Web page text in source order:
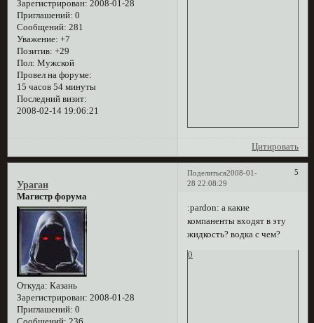
Зарегистрирован: 2008-01-28
Приглашений: 0
Сообщений: 281
Уважение: +7
Позитив: +29
Пол: Мужской
Провел на форуме:
15 часов 54 минуты
Последний визит:
2008-02-14 19:06:21
Цитировать
Поделиться 5
2008-01-
28 22:08:29
Ураган
Магистр форума
Откуда: Казань
Зарегистрирован: 2008-01-28
Приглашений: 0
:pardon: а какие
компаненты входят в эту
жидкость? водка с чем?
0